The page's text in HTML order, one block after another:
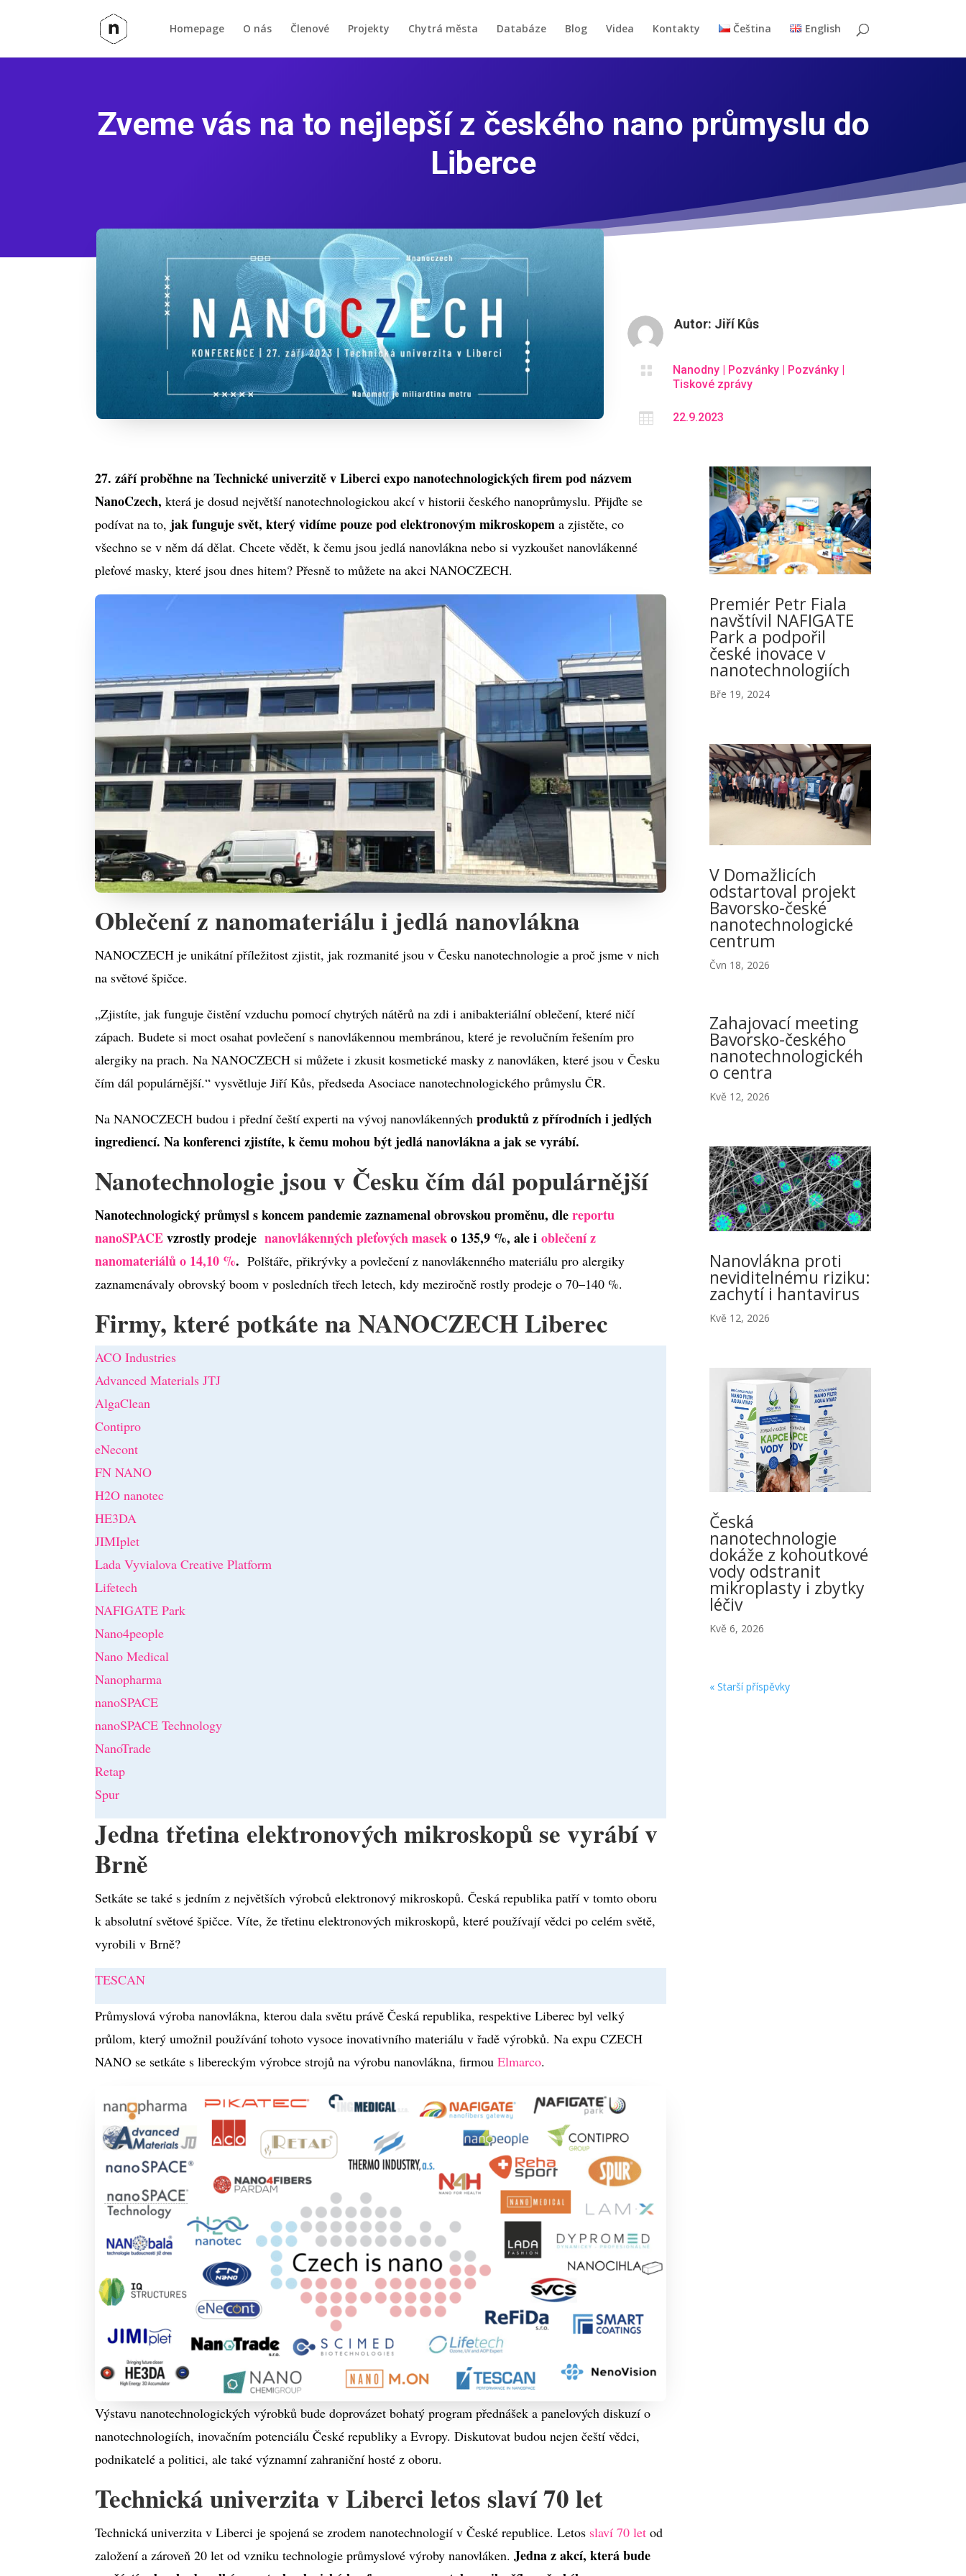
Homepage O nás Členové Projekty Chytrá města Databáze Blog Videa Kontakty Čeština English
Zveme vás na to nejlepší z českého nano průmyslu do
Liberce
Autor: Jiří Kůs
 Nanodny | Pozvánky | Pozvánky |
Tiskové zprávy
 22.9.2023
27. září proběhne na Technické univerzitě v Liberci expo nanotechnologických firem pod názvem
NanoCzech, která je dosud největší nanotechnologickou akcí v historii českého nanoprůmyslu. Přijďte se
podívat na to, jak funguje svět, který vidíme pouze pod elektronovým mikroskopem a zjistěte, co
všechno se v něm dá dělat. Chcete vědět, k čemu jsou jedlá nanovlákna nebo si vyzkoušet nanovlákenné
pleťové masky, které jsou dnes hitem? Přesně to můžete na akci NANOCZECH.
Oblečení z nanomateriálu i jedlá nanovlákna
NANOCZECH je unikátní příležitost zjistit, jak rozmanité jsou v Česku nanotechnologie a proč jsme v nich
na světové špičce.
„Zjistíte, jak funguje čistění vzduchu pomocí chytrých nátěrů na zdi i anibakteriální oblečení, které ničí
zápach. Budete si moct osahat povlečení s nanovlákennou membránou, které je revolučním řešením pro
alergiky na prach. Na NANOCZECH si můžete i zkusit kosmetické masky z nanovláken, které jsou v Česku
čím dál populárnější.“ vysvětluje Jiří Kůs, předseda Asociace nanotechnologického průmyslu ČR.
Na NANOCZECH budou i přední čeští experti na vývoj nanovlákenných produktů z přírodních i jedlých
ingrediencí. Na konferenci zjistíte, k čemu mohou být jedlá nanovlákna a jak se vyrábí.
Nanotechnologie jsou v Česku čím dál populárnější
Nanotechnologický průmysl s koncem pandemie zaznamenal obrovskou proměnu, dlereportu
nanoSPACEvzrostly prodeje nanovlákenných pleťových maseko 135,9 %, ale i oblečení z
nanomateriálů o 14,10 %. Polštáře, přikrývky a povlečení z nanovlákenného materiálu pro alergiky
zaznamenávaly obrovský boom v posledních třech letech, kdy meziročně rostly prodeje o 70–140 %.
Firmy, které potkáte na NANOCZECH Liberec
ACO Industries
Advanced Materials JTJ
AlgaClean
Contipro
eNecont
FN NANO
H2O nanotec
HE3DA
JIMIplet
Lada Vyvialova Creative Platform
Lifetech
NAFIGATE Park
Nano4people
Nano Medical
Nanopharma
nanoSPACE
nanoSPACE Technology
NanoTrade
Retap
Spur
Jedna třetina elektronových mikroskopů se vyrábí v
Brně
Setkáte se také s jedním z největších výrobců elektronový mikroskopů. Česká republika patří v tomto oboru
k absolutní světové špičce. Víte, že třetinu elektronových mikroskopů, které používají vědci po celém světě,
vyrobili v Brně?
TESCAN
Průmyslová výroba nanovlákna, kterou dala světu právě Česká republika, respektive Liberec byl velký
průlom, který umožnil používání tohoto vysoce inovativního materiálu v řadě výrobků. Na expu CZECH
NANO se setkáte s libereckým výrobce strojů na výrobu nanovlákna, firmou Elmarco.
Výstavu nanotechnologických výrobků bude doprovázet bohatý program přednášek a panelových diskuzí o
nanotechnologiích, inovačním potenciálu České republiky a Evropy. Diskutovat budou nejen čeští vědci,
podnikatelé a politici, ale také významní zahraniční hosté z oboru.
Technická univerzita v Liberci letos slaví 70 let
Technická univerzita v Liberci je spojená se zrodem nanotechnologií v České republice. Letos slaví 70 let od
založení a zároveň 20 let od vzniku technologie průmyslové výroby nanovláken. Jedna z akcí, která bude
Premiér Petr Fiala
navštívil NAFIGATE
Park a podpořil
české inovace v
nanotechnologiích
Bře 19, 2024
V Domažlicích
odstartoval projekt
Bavorsko-české
nanotechnologické
centrum
Čvn 18, 2026
Zahajovací meeting
Bavorsko-českého
nanotechnologickéh
o centra
Kvě 12, 2026
Nanovlákna proti
neviditelnému riziku:
zachytí i hantavirus
Kvě 12, 2026
Česká
nanotechnologie
dokáže z kohoutkové
vody odstranit
mikroplasty i zbytky
léčiv
Kvě 6, 2026
« Starší příspěvky